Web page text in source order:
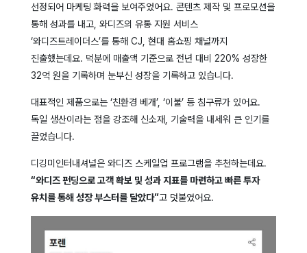
선정되어 마케팅 화력을 보여주었어요. 콘텐츠 제작 및 프로모션을
통해 성과를 내고, 와디즈의 유통 지원 서비스
‘와디즈트레이더스’를 통해 CJ, 현대 홈쇼핑 채널까지
진출했는데요. 덕분에 매출액 기준으로 전년 대비 220% 성장한
32억 원을 기록하며 눈부신 성장을 기록하고 있습니다.
대표적인 제품으로는 ‘친환경 베개’, ‘이불’ 등 침구류가 있어요.
독일 생산이라는 점을 강조해 신소재, 기술력을 내세워 큰 인기를
끌었습니다.
디깅미인터내셔널은 와디즈 스케일업 프로그램을 추천하는데요.
“와디즈 펀딩으로 고객 확보 및 성과 지표를 마련하고 빠른 투자
유치를 통해 성장 부스터를 달았다”고 덧붙였어요.